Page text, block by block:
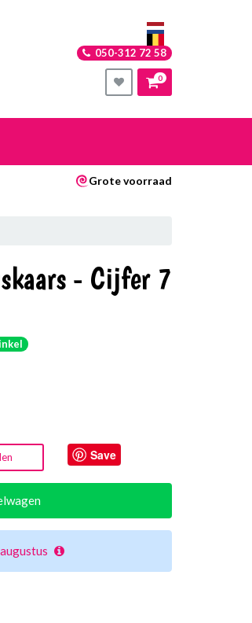
050-312 72 58
0
Grote voorraad
- Cijfer 7
Save